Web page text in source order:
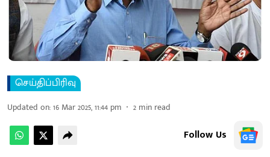
செய்திப்பிரிவு
Updated on:16 Mar 2025, 11:44 pm 2 min read
Follow Us